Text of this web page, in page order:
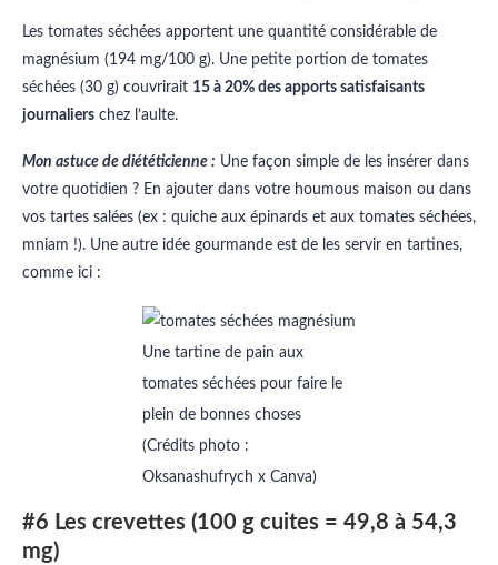
Les tomates séchées apportent une quantité considérable de
magnésium (194 mg/100 g). Une petite portion de tomates
séchées (30 g) couvrirait 15 à 20% des apports satisfaisants
journaliers chez l’aulte.
Mon astuce de diététicienne : Une façon simple de les insérer dans
votre quotidien ? En ajouter dans votre houmous maison ou dans
vos tartes salées (ex : quiche aux épinards et aux tomates séchées,
mniam !). Une autre idée gourmande est de les servir en tartines,
comme ici :
Une tartine de pain aux
tomates séchées pour faire le
plein de bonnes choses
(Crédits photo :
Oksanashufrych x Canva)
#6 Les crevettes (100 g cuites = 49,8 à 54,3
mg)